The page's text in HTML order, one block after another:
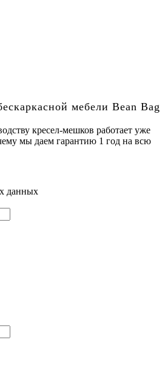
мебели Bean Bag
кресел-мешков работает уже
мы даем гарантию 1 год на всю
данных